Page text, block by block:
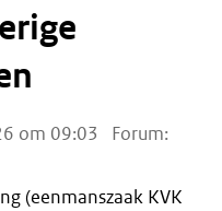
om 09:03
Forum:
(eenmanszaak KVK